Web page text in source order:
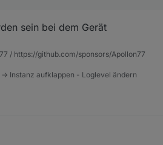
sein bei dem Gerät
/ https://github.com/sponsors/Apollon77
> Instanz aufklappen - Loglevel ändern